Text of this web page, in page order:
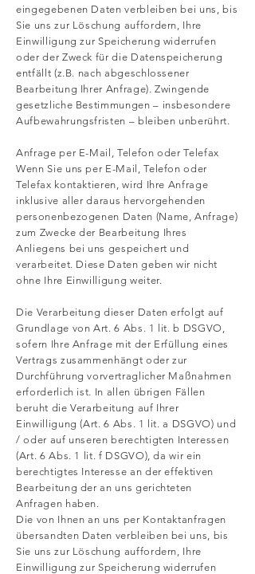
eingegebenen Daten verbleiben bei uns, bis
Sie uns zur Löschung auffordern, Ihre
Einwilligung zur Speicherung widerrufen
oder der Zweck für die Datenspeicherung
entfällt (z.B. nach abgeschlossener
Bearbeitung Ihrer Anfrage). Zwingende
gesetzliche Bestimmungen – insbesondere
Aufbewahrungsfristen – bleiben unberührt.
Anfrage per E-Mail, Telefon oder Telefax
Wenn Sie uns per E-Mail, Telefon oder
Telefax kontaktieren, wird Ihre Anfrage
inklusive aller daraus hervorgehenden
personenbezogenen Daten (Name, Anfrage)
zum Zwecke der Bearbeitung Ihres
Anliegens bei uns gespeichert und
verarbeitet. Diese Daten geben wir nicht
ohne Ihre Einwilligung weiter.
Die Verarbeitung dieser Daten erfolgt auf
Grundlage von Art. 6 Abs. 1 lit. b DSGVO,
sofern Ihre Anfrage mit der Erfüllung eines
Vertrags zusammenhängt oder zur
Durchführung vorvertraglicher Maßnahmen
erforderlich ist. In allen übrigen Fällen
beruht die Verarbeitung auf Ihrer
Einwilligung (Art. 6 Abs. 1 lit. a DSGVO) und
/ oder auf unseren berechtigten Interessen
(Art. 6 Abs. 1 lit. f DSGVO), da wir ein
berechtigtes Interesse an der effektiven
Bearbeitung der an uns gerichteten
Anfragen haben.
Die von Ihnen an uns per Kontaktanfragen
übersandten Daten verbleiben bei uns, bis
Sie uns zur Löschung auffordern, Ihre
Einwilligung zur Speicherung widerrufen